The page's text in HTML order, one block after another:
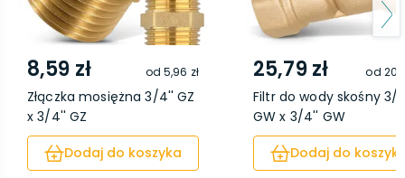
8,59 zł od5,96 zł
Złączka mosiężna 3/4'' GZ
x 3/4'' GZ
Dodaj do koszyka
25,79 zł od
Filtr do wody skośny 3/
GW x 3/4'' GW
Dodaj do